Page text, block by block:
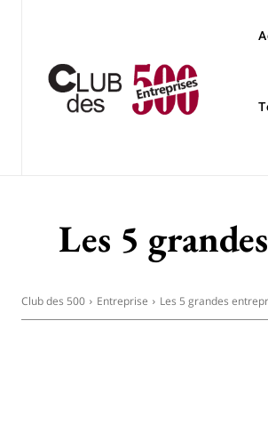
Les 5
Club des 500 Entreprise Les 5 grandes